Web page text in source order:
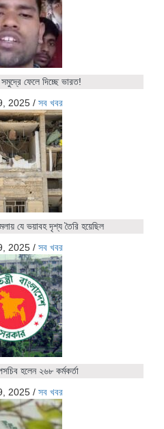
সমুদ্রে ফেলে দিচ্ছে ভারত!
2025 / সব খবর
যে ভয়াবহ দৃশ্য তৈরি হয়েছিল
2025 / সব খবর
হলেন ২৬৮ কর্মকর্তা
2025 / সব খবর